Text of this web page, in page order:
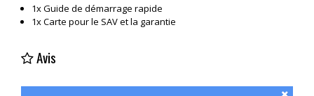
1x Guide de démarrage rapide
1x Carte pour le SAV et la garantie
Avis